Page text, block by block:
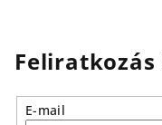
E-mail